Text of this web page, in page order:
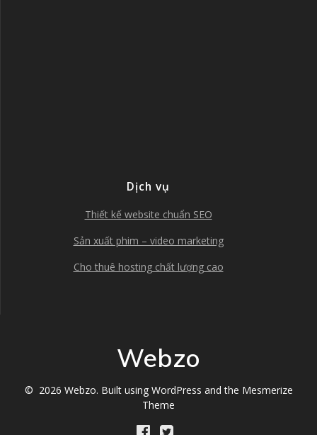
Dịch vụ
Thiết kế website chuẩn SEO
Sản xuất phim – video marketing
Cho thuê hosting chất lượng cao
Webzo
© 2026 Webzo. Built using WordPress and the Mesmerize
Theme